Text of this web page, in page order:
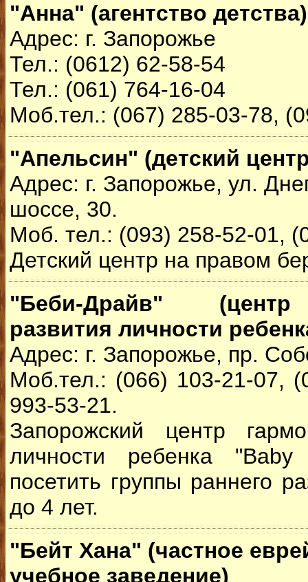
"Анна" (агентство детства)
Адрес: г. Запорожье
Тел.: (0612) 62-58-54
Тел.: (061) 764-16-04
Моб.тел.: (067) 285-03-78,
"Апельсин" (детский
Адрес: г. Запорожье, ул.
шоссе, 30.
Моб. тел.: (093) 258-52-01,
Детский центр на правом
"Беби-Драйв" (центр
развития личности
Адрес: г. Запорожье, пр.
Моб.тел.: (066) 103-21-07,
993-53-21.
Запорожский центр
личности ребенка "Baby
посетить группы раннего
до 4 лет.
"Бейт Хана" (частное
учебное заведение)